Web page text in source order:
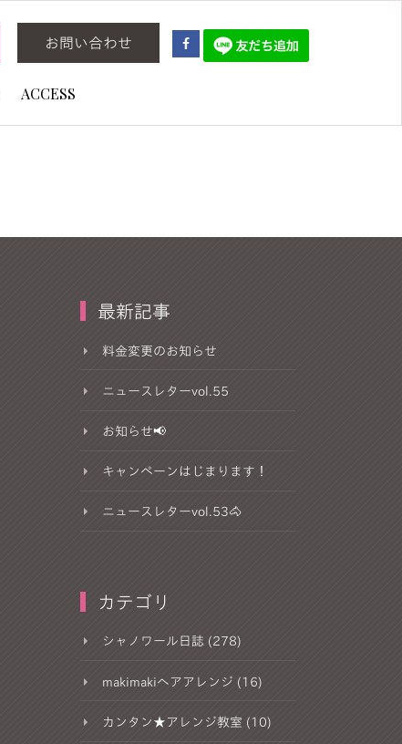
お問い合わせ
ACCESS
最新記事
料金変更のお知らせ
ニュースレターvol.55
お知らせ📢
キャンペーンはじまります！
ニュースレターvol.53🐴
カテゴリ
シャノワール日誌 (278)
makimakiヘアアレンジ (16)
カンタン★アレンジ教室 (10)